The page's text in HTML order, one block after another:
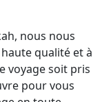
nous nous
qualité et à
voyage soit pris
pour vous